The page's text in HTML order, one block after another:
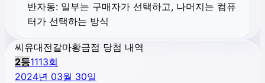
반자동: 일부는 구매자가 선택하고, 나머지는 컴퓨
터가 선택하는 방식
씨유대전갈마황금점 당첨 내역
2등1113회
2024년 03월 30일